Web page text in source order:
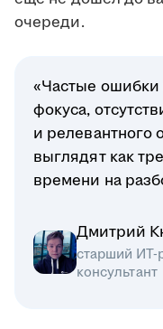
очереди.
«Частые
фокуса,
и релевантного
выглядят как
времени на
Дмитрий
старший ИТ-
консультант